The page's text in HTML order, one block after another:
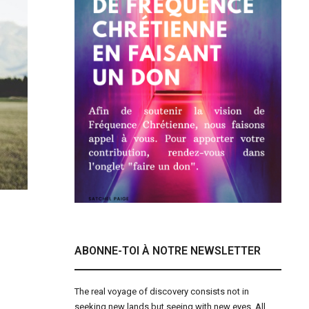
ABONNE-TOI À NOTRE NEWSLETTER
The real voyage of discovery consists not in
seeking new lands but seeing with new eyes. All